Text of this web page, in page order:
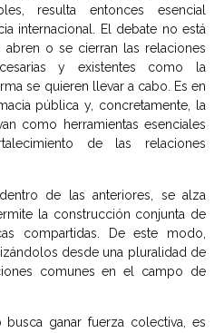
resulta entonces esencial
internacional. El debate no está
o se cierran las relaciones
y existentes como la
se quieren llevar a cabo. Es en
pública y, concretamente, la
como herramientas esenciales
de las relaciones
dentro de las anteriores, se alza
la construcción conjunta de
compartidas. De este modo,
desde una pluralidad de
comunes en el campo de
ganar fuerza colectiva, es